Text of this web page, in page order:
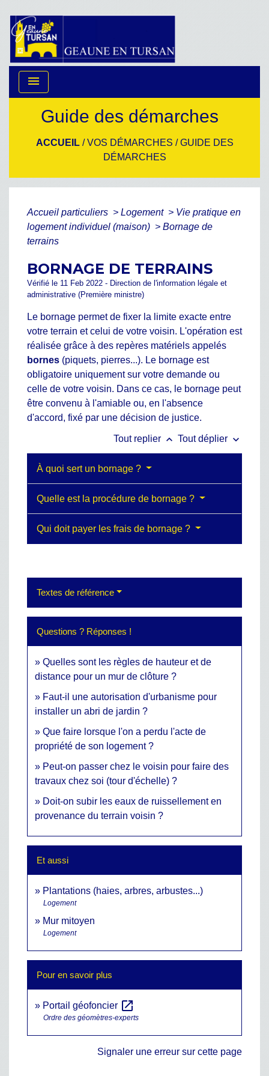
menu
Guide des démarches
ACCUEIL/VOS DÉMARCHES /GUIDE DES
DÉMARCHES
Accueil particuliers > Logement > Vie pratique en
logement individuel (maison) > Bornage de
terrains
BORNAGE DE TERRAINS
Vérifié le 11 Feb 2022 - Direction de l'information légale et
administrative (Première ministre)
Le bornage permet de fixer la limite exacte entre
votre terrain et celui de votre voisin. L'opération est
réalisée grâce à des repères matériels appelés
bornes (piquets, pierres...). Le bornage est
obligatoire uniquement sur votre demande ou
celle de votre voisin. Dans ce cas, le bornage peut
être convenu à l'amiable ou, en l'absence
d'accord, fixé par une décision de justice.
Tout replier keyboard_arrow_up Tout déplier keyboard_arrow_down
À quoi sert un bornage ?
Quelle est la procédure de bornage ?
Qui doit payer les frais de bornage ?
Textes de référence
Questions ? Réponses !
Quelles sont les règles de hauteur et de
distance pour un mur de clôture ?
Faut-il une autorisation d'urbanisme pour
installer un abri de jardin ?
Que faire lorsque l'on a perdu l'acte de
propriété de son logement ?
Peut-on passer chez le voisin pour faire des
travaux chez soi (tour d'échelle) ?
Doit-on subir les eaux de ruissellement en
provenance du terrain voisin ?
Et aussi
Plantations (haies, arbres, arbustes...)
Logement
Mur mitoyen
Logement
Pour en savoir plus
Portail géofoncier open_in_new
Ordre des géomètres-experts
Signaler une erreur sur cette page